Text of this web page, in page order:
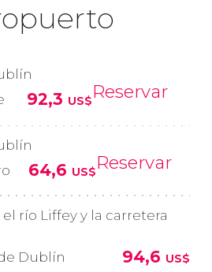
92,3 US$Reservar
64,6 US$Reservar
río Liffey y la carretera
Dublín
94,6 US$